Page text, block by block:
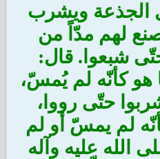
الجذعة ويشرب
لهم مدّاً من
شبعوا. قال:
هو كأنّه لم يُمسّ،
حتّى رووا،
لم يمسّ أو لم
الله عليه وآله